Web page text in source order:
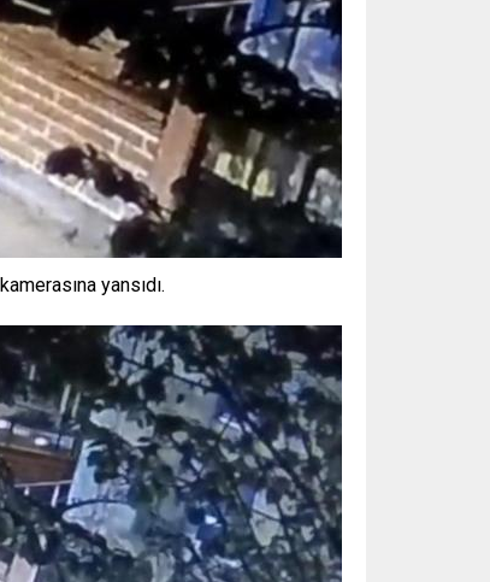
yansıdı.